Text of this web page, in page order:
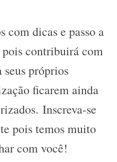
com dicas e passo a
contribuirá com
seus próprios
ficarem ainda
Inscreva-se
pois temos muito
com você!